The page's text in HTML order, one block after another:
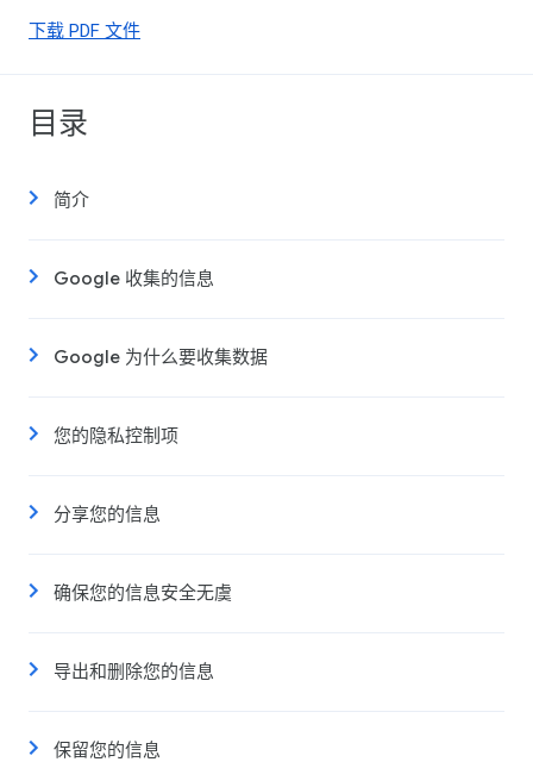
下载 PDF 文件
目录
简介
Google 收集的信息
Google 为什么要收集数据
您的隐私控制项
分享您的信息
确保您的信息安全无虞
导出和删除您的信息
保留您的信息